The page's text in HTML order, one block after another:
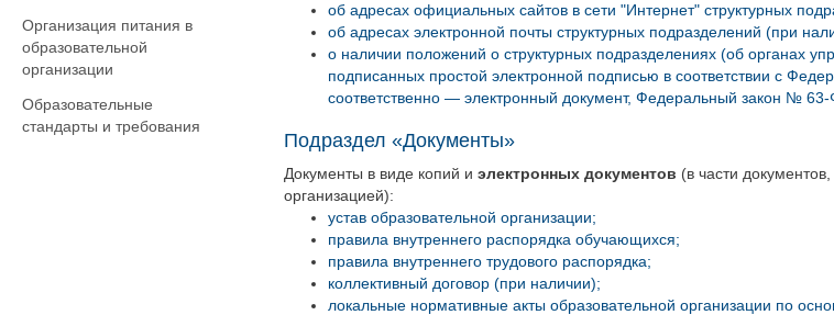
Организация питания в
образовательной
организации
Образовательные
стандарты и требования
об адресах официальных сайтов в сети "Интернет" структурных
об адресах электронной почты структурных подразделений (при
о наличии положений о структурных подразделениях (об органах
подписанных простой электронной подписью в соответствии с
соответственно — электронный документ, Федеральный закон № 63-
Подраздел «Документы»
Документы в виде копий и электронных документов (в части
организацией):
устав образовательной организации;
правила внутреннего распорядка обучающихся;
правила внутреннего трудового распорядка;
коллективный договор (при наличии);
локальные нормативные акты образовательной организации по